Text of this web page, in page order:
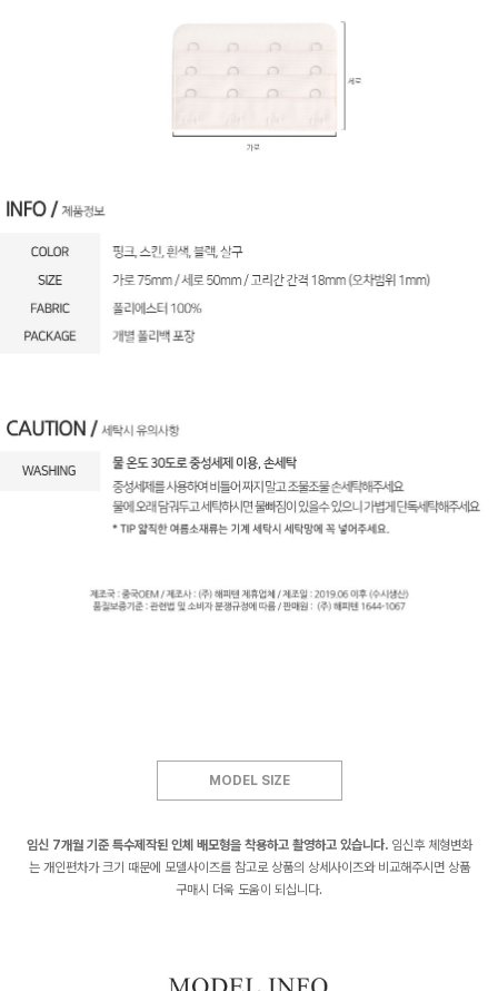
MODEL SIZE
임신 7개월 기준 특수제작된 인체 배모형을 착용하고 촬영하고 있습니다.임신후 체형변화
는 개인편차가 크기 때문에 모델사이즈를 참고로 상품의 상세사이즈와 비교해주시면 상품
구매시 더욱 도움이 되십니다.